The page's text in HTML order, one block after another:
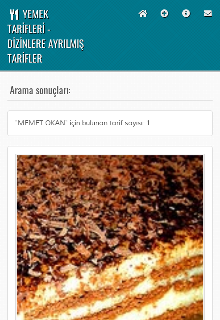
YEMEK
TARİFLERİ -
DİZİNLERE AYRILMIŞ
TARİFLER
Arama sonuçları:
"MEMET OKAN" için bulunan tarif sayısı: 1